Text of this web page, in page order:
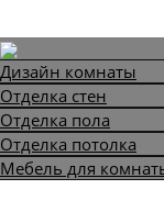
Дизайн комнаты
Отделка стен
Отделка пола
Отделка потолка
Мебель для